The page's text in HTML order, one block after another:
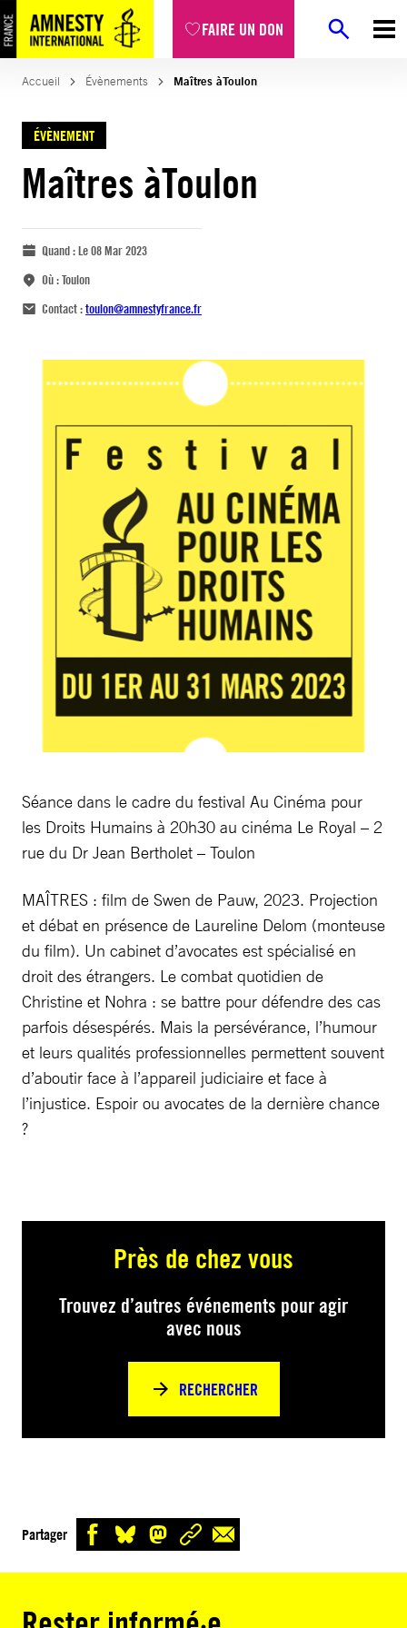
FAIRE UN DON
Accueil Évènements Maîtres àToulon
ÉVÈNEMENT
Maîtres àToulon
Quand :Le 08 Mar 2023
Où :Toulon
Contact :toulon@amnestyfrance.fr
Séance dans le cadre du festival Au Cinéma pour
les Droits Humains à 20h30 au cinéma Le Royal – 2
rue du Dr Jean Bertholet – Toulon
MAÎTRES : film de Swen de Pauw, 2023. Projection
et débat en présence de Laureline Delom (monteuse
du film). Un cabinet d’avocates est spécialisé en
droit des étrangers. Le combat quotidien de
Christine et Nohra : se battre pour défendre des cas
parfois désespérés. Mais la persévérance, l’humour
et leurs qualités professionnelles permettent souvent
d’aboutir face à l’appareil judiciaire et face à
l’injustice. Espoir ou avocates de la dernière chance
?
Près de chez vous
Trouvez d’autres événements pour agir
avec nous
RECHERCHER
Partager